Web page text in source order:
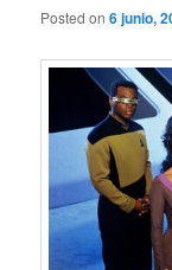
Posted on6 junio,